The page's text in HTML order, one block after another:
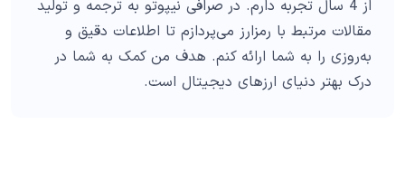
از 4 سال تجربه دارم. در صرافی نیپوتو به ترجمه و تولید
مقالات مرتبط با رمزارز می‌پردازم تا اطلاعات دقیق و
به‌روزی را به شما ارائه کنم. هدف من کمک به شما در
درک بهتر دنیای ارزهای دیجیتال است.